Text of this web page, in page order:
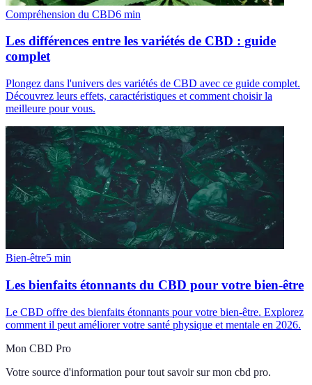
Compréhension du CBD6 min
Les différences entre les variétés de CBD : guide
complet
Plongez dans l'univers des variétés de CBD avec ce guide complet.
Découvrez leurs effets, caractéristiques et comment choisir la
meilleure pour vous.
Bien-être5 min
Les bienfaits étonnants du CBD pour votre bien-être
Le CBD offre des bienfaits étonnants pour votre bien-être. Explorez
comment il peut améliorer votre santé physique et mentale en 2026.
Mon CBD Pro
Votre source d'information pour tout savoir sur mon cbd pro.